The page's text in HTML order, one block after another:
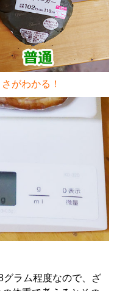
がわかる！
ラム程度なので、ざ